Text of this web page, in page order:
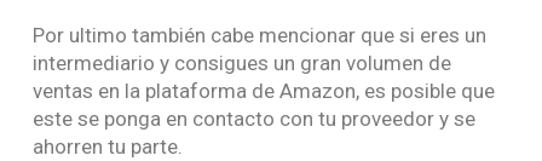
Por ultimo también cabe mencionar que si eres un
intermediario y consigues un gran volumen de
ventas en la plataforma de Amazon, es posible que
este se ponga en contacto con tu proveedor y se
ahorren tu parte.